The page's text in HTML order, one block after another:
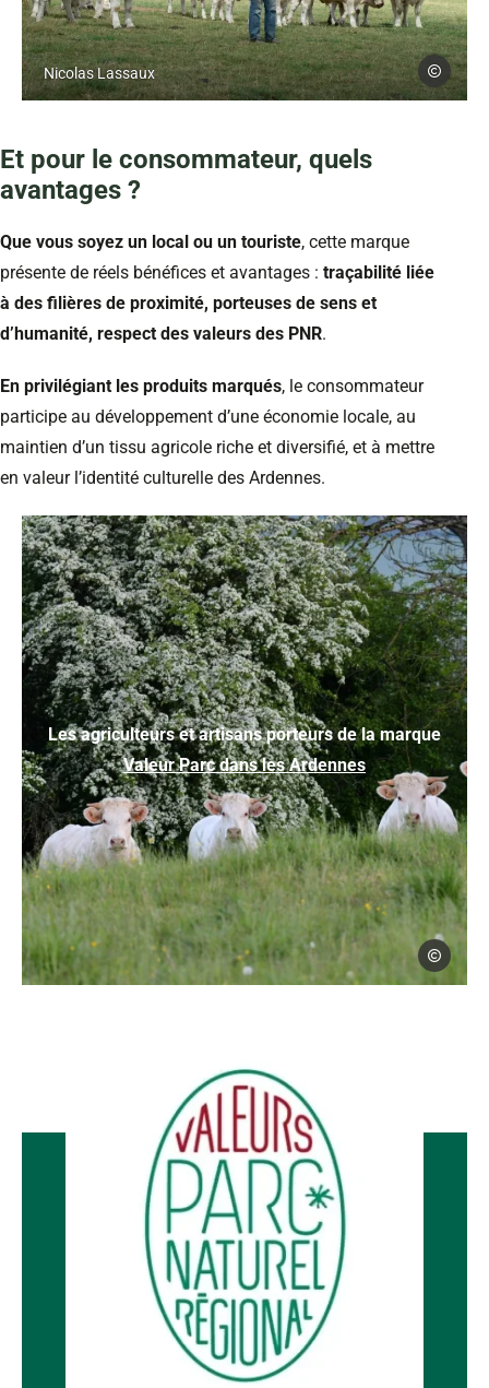
Nicolas LassauxPhoto, © Céline Lecomte PNR Céline
Et pour le consommateur, quels
avantages ?
Que vous soyez un local ou un touriste, cette marque
présente de réels bénéfices et avantages : traçabilité liée
à des filières de proximité, porteuses de sens et
d’humanité, respect des valeurs des PNR.
En privilégiant les produits marqués, le consommateur
participe au développement d’une économie locale, au
maintien d’un tissu agricole riche et diversifié, et à mettre
en valeur l’identité culturelle des Ardennes.
Céline
Les agriculteurs et artisans porteurs de la marque
Valeur Parc dans les Ardennes